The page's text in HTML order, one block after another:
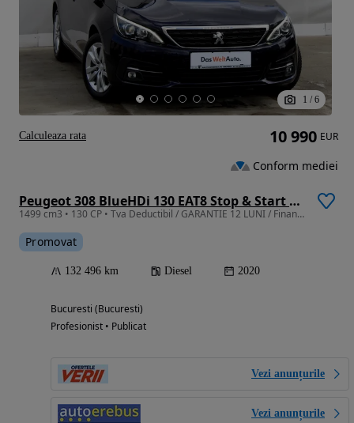
1 / 6
Peugeot 308 BlueHDi 130 EAT8 Stop & Start Active
1499 cm3 • 130 CP • Tva Deductibil / GARANTIE 12 LUNI / Finantare
Promovat
132 496 km Diesel 2020
Bucuresti (Bucuresti)
Profesionist • Publicat
Vezi anunțurile
Vezi anunțurile
10 990 EUR
Conform mediei
Calculeaza rata